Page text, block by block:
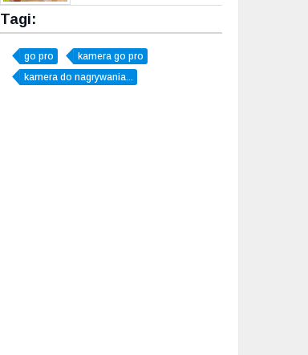
Tagi:
go pro
kamera go pro
kamera do nagrywania...